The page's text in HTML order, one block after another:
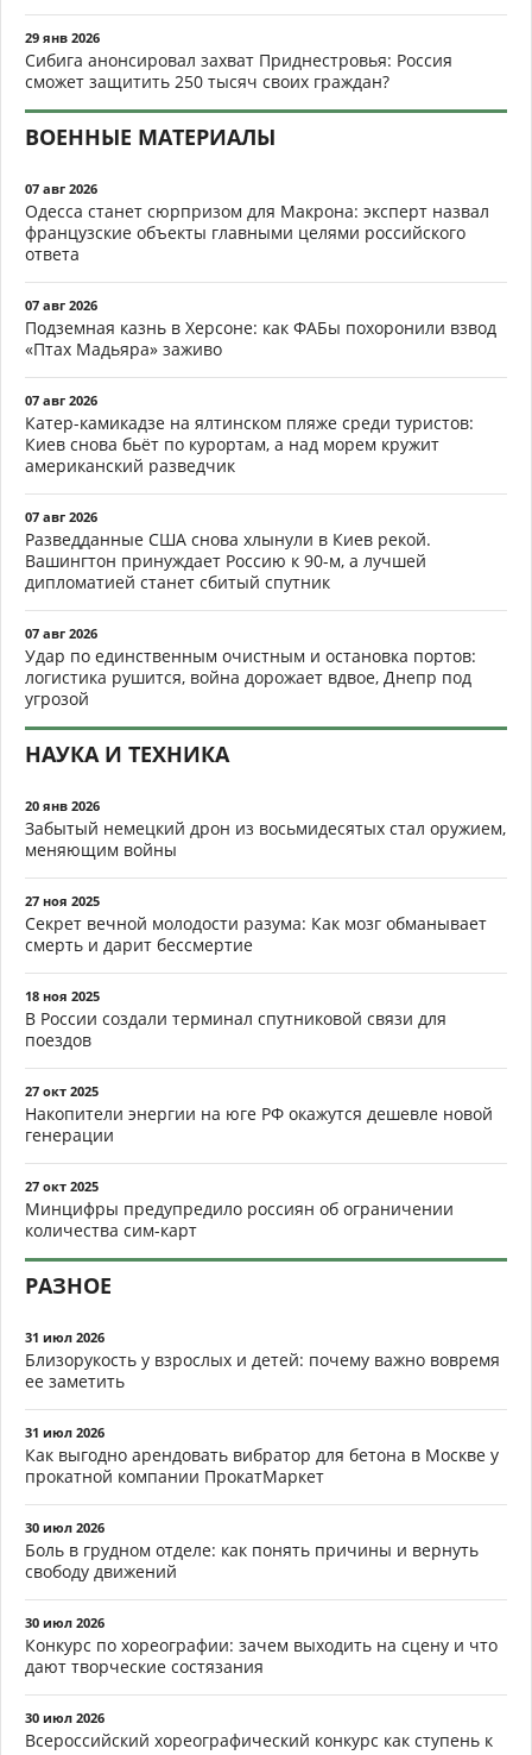
29 янв 2026
Сибига анонсировал захват Приднестровья: Россия
сможет защитить 250 тысяч своих граждан?
ВОЕННЫЕ МАТЕРИАЛЫ
07 авг 2026
Одесса станет сюрпризом для Макрона: эксперт назвал
французские объекты главными целями российского
ответа
07 авг 2026
Подземная казнь в Херсоне: как ФАБы похоронили взвод
«Птах Мадьяра» заживо
07 авг 2026
Катер-камикадзе на ялтинском пляже среди туристов:
Киев снова бьёт по курортам, а над морем кружит
американский разведчик
07 авг 2026
Разведданные США снова хлынули в Киев рекой.
Вашингтон принуждает Россию к 90-м, а лучшей
дипломатией станет сбитый спутник
07 авг 2026
Удар по единственным очистным и остановка портов:
логистика рушится, война дорожает вдвое, Днепр под
угрозой
НАУКА И ТЕХНИКА
20 янв 2026
Забытый немецкий дрон из восьмидесятых стал оружием,
меняющим войны
27 ноя 2025
Секрет вечной молодости разума: Как мозг обманывает
смерть и дарит бессмертие
18 ноя 2025
В России создали терминал спутниковой связи для
поездов
27 окт 2025
Накопители энергии на юге РФ окажутся дешевле новой
генерации
27 окт 2025
Минцифры предупредило россиян об ограничении
количества сим-карт
РАЗНОЕ
31 июл 2026
Близорукость у взрослых и детей: почему важно вовремя
ее заметить
31 июл 2026
Как выгодно арендовать вибратор для бетона в Москве у
прокатной компании ПрокатМаркет
30 июл 2026
Боль в грудном отделе: как понять причины и вернуть
свободу движений
30 июл 2026
Конкурс по хореографии: зачем выходить на сцену и что
дают творческие состязания
30 июл 2026
Всероссийский хореографический конкурс как ступень к